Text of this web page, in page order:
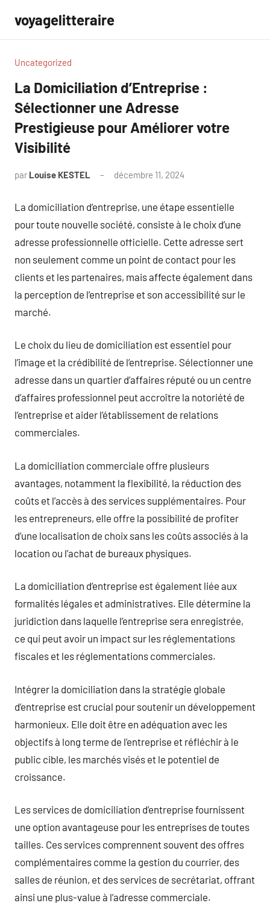
contenu
voyagelitteraire
Uncategorized
La Domiciliation d’Entreprise :
Sélectionner une Adresse
Prestigieuse pour Améliorer votre
Visibilité
par Louise KESTEL décembre 11, 2024
La domiciliation d’entreprise, une étape essentielle
pour toute nouvelle société, consiste à le choix d’une
adresse professionnelle officielle. Cette adresse sert
non seulement comme un point de contact pour les
clients et les partenaires, mais affecte également dans
la perception de l’entreprise et son accessibilité sur le
marché.
Le choix du lieu de domiciliation est essentiel pour
l’image et la crédibilité de l’entreprise. Sélectionner une
adresse dans un quartier d’affaires réputé ou un centre
d’affaires professionnel peut accroître la notoriété de
l’entreprise et aider l’établissement de relations
commerciales.
La domiciliation commerciale offre plusieurs
avantages, notamment la flexibilité, la réduction des
coûts et l’accès à des services supplémentaires. Pour
les entrepreneurs, elle offre la possibilité de profiter
d’une localisation de choix sans les coûts associés à la
location ou l’achat de bureaux physiques.
La domiciliation d’entreprise est également liée aux
formalités légales et administratives. Elle détermine la
juridiction dans laquelle l’entreprise sera enregistrée,
ce qui peut avoir un impact sur les réglementations
fiscales et les réglementations commerciales.
Intégrer la domiciliation dans la stratégie globale
d’entreprise est crucial pour soutenir un développement
harmonieux. Elle doit être en adéquation avec les
objectifs à long terme de l’entreprise et réfléchir à le
public cible, les marchés visés et le potentiel de
croissance.
Les services de domiciliation d’entreprise fournissent
une option avantageuse pour les entreprises de toutes
tailles. Ces services comprennent souvent des offres
complémentaires comme la gestion du courrier, des
salles de réunion, et des services de secrétariat, offrant
ainsi une plus-value à l’adresse commerciale.